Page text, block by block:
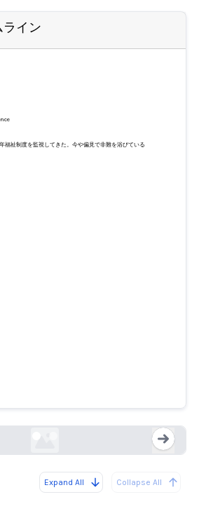
ライン
福祉制度を監視してきた。今や偏見で非難を浴びている
Expand All Collapse All